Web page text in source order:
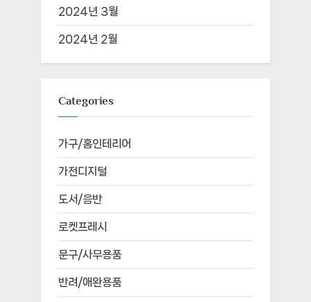
2024년 3월
2024년 2월
Categories
가구/홈인테리어
가전디지털
도서/음반
로켓프레시
문구/사무용품
반려/애완용품